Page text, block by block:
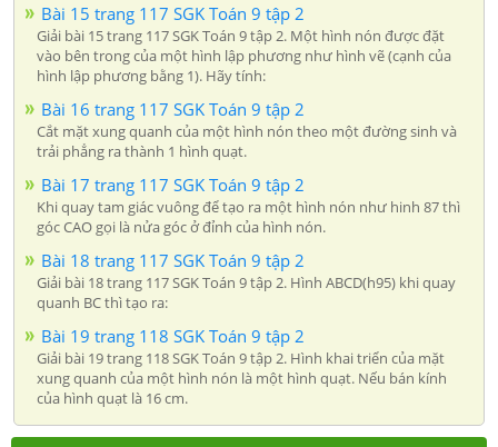
Bài 15 trang 117 SGK Toán 9 tập 2
Giải bài 15 trang 117 SGK Toán 9 tập 2. Một hình nón được đặt
vào bên trong của một hình lập phương như hình vẽ (cạnh của
hình lập phương bằng 1). Hãy tính:
Bài 16 trang 117 SGK Toán 9 tập 2
Cắt mặt xung quanh của một hình nón theo một đường sinh và
trải phẳng ra thành 1 hình quạt.
Bài 17 trang 117 SGK Toán 9 tập 2
Khi quay tam giác vuông để tạo ra một hình nón như hinh 87 thì
góc CAO gọi là nửa góc ở đỉnh của hình nón.
Bài 18 trang 117 SGK Toán 9 tập 2
Giải bài 18 trang 117 SGK Toán 9 tập 2. Hình ABCD(h95) khi quay
quanh BC thì tạo ra:
Bài 19 trang 118 SGK Toán 9 tập 2
Giải bài 19 trang 118 SGK Toán 9 tập 2. Hình khai triển của mặt
xung quanh của một hình nón là một hình quạt. Nếu bán kính
của hình quạt là 16 cm.